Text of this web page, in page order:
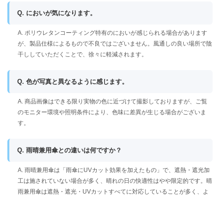
Q. においが気になります。
A. ポリウレタンコーティング特有のにおいが感じられる場合があります
が、製品仕様によるもので不良ではございません。風通しの良い場所で陰
干ししていただくことで、徐々に軽減されます。
Q. 色が写真と異なるように感じます。
A. 商品画像はできる限り実物の色に近づけて撮影しておりますが、ご覧
のモニター環境や照明条件により、色味に差異が生じる場合がございま
す。
Q. 雨晴兼用傘との違いは何ですか？
A. 雨晴兼用傘は「雨傘にUVカット効果を加えたもの」で、遮熱・遮光加
工は施されていない場合が多く、晴れの日の快適性はやや限定的です。晴
雨兼用傘は遮熱・遮光・UVカットすべてに対応していることが多く、よ